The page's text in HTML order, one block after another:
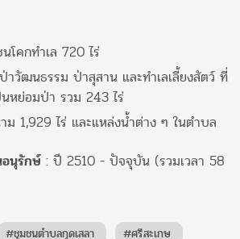
โคกทำเล 720 ไร่
วัฒนธรรม ป่าสุสาน และทำเลเลี้ยงสัตว์ ที่
หย่อมป่า รวม 243 ไร่
ม 1,929 ไร่ และแหล่งน้ำต่าง ๆ ในตำบล
อนุรักษ์ : ปี 2510 - ปัจจุบัน (รวมเวลา 58
#ชุมชนตำบลกุดเสลา
#ศรีสะเกษ